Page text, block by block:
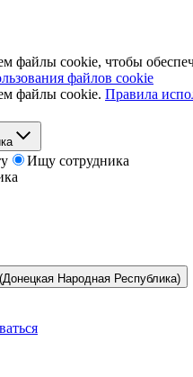
файлы cookie, чтобы
файлов cookie
файлы cookie. Правила
Ищу сотрудника
Народная Республика)